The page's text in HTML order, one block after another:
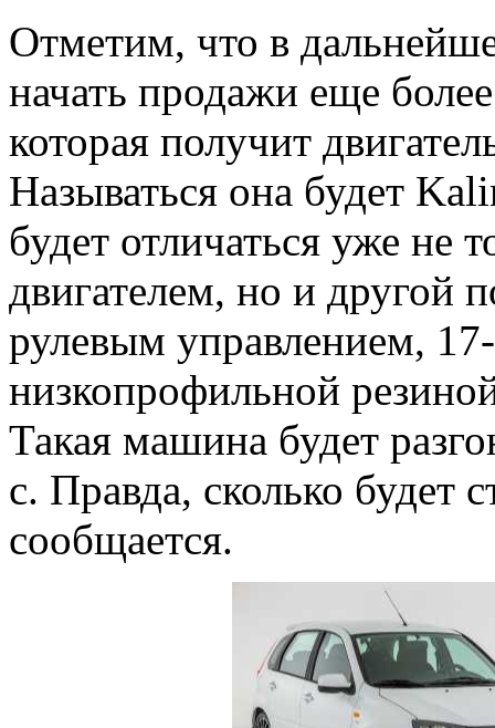
Отметим, что в
начать продажи еще
которая получит
Называться она будет
будет отличаться уже не
двигателем, но и другой
рулевым управлением,
низкопрофильной
Такая машина будет
с. Правда, сколько будет
сообщается.